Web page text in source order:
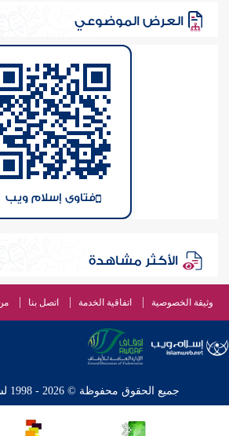
العرض الموضوعي
فتاوى إسلام ويب
الأكثر مشاهدة
وثيقة الخصوصية اتفاقية الخدمة اتصل بنا
جميع الحقوق محفوظة © 2026 - 1998 لشبكة إسلام ويب